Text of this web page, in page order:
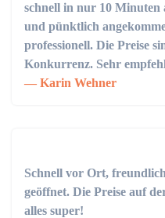
schnell in nur 10 Minuten
und pünktlich
professionell. Die Preise
Konkurrenz. Sehr
Karin Wehner
Schnell vor Ort,
geöffnet. Die Preise auf
alles super!